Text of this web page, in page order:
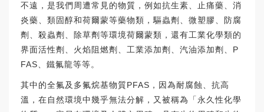
不遠，是我們周遭常見的物質，例如抗生素、止痛藥、消
炎藥、類固醇和荷爾蒙等藥物類，驅蟲劑、微塑膠、防腐
劑、殺蟲劑、除草劑等環境荷爾蒙類，還有工業化學類的
界面活性劑、火焰阻燃劑、工業添加劑、汽油添加劑、P
FAS、鐵氟龍等等。
其中的全氟及多氟烷基物質PFAS，因為耐腐蝕、抗高
溫，在自然環境中幾乎無法分解，又被稱為「永久性化學